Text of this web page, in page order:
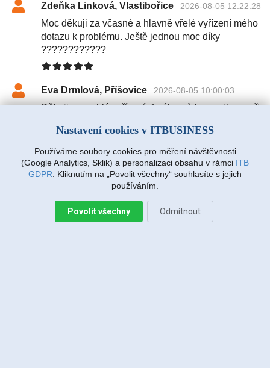
Zdeňka Linková, Vlastibořice 2026-08-05 12:22:28
Moc děkuji za včasné a hlavně vřelé vyřízení mého
dotazu k problému. Ještě jednou moc díky
????????????
Eva Drmlová, Příšovice 2026-08-05 10:00:03
Děkuji za rychlé vyřízení. A výbornà komunikace při
Martin Vanda, Bakov nad Jizerou
2026-08-04 20:33:07
Jiří Sadílek, Liberec 2026-08-03 20:08:43
Nastavení cookies v ITBUSINESS
Používáme soubory cookies pro měření návštěvnosti
(Google Analytics, Sklik) a personalizaci obsahu v rámci ITB
GDPR . Kliknutím na „Povolit všechny“ souhlasíte s jejich
používáním.
Povolit všechny Odmítnout